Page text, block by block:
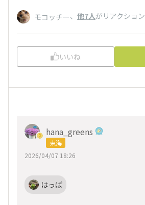
モコッチー、 他7人がリアクション
いいね
hana_greens
東海
2026/04/07 18:26
はっぱ